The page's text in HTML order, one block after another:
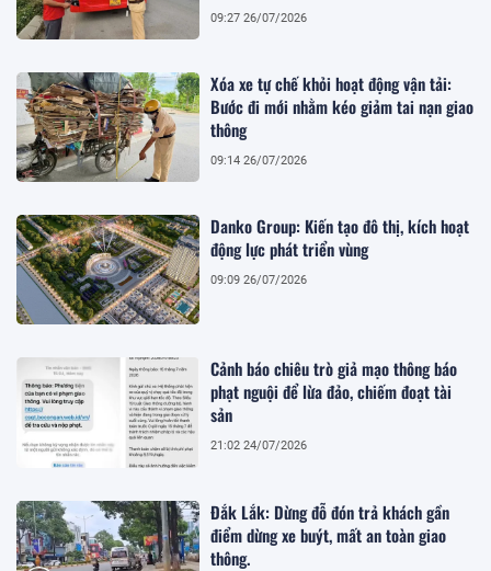
09:27 26/07/2026
Xóa xe tự chế khỏi hoạt động vận tải:
Bước đi mới nhằm kéo giảm tai nạn giao
thông
09:14 26/07/2026
Danko Group: Kiến tạo đô thị, kích hoạt
động lực phát triển vùng
09:09 26/07/2026
Cảnh báo chiêu trò giả mạo thông báo
phạt nguội để lừa đảo, chiếm đoạt tài
sản
21:02 24/07/2026
Đắk Lắk: Dừng đỗ đón trả khách gần
điểm dừng xe buýt, mất an toàn giao
thông.